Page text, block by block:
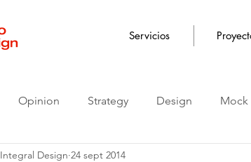
Servicios
Opinion Strategy Design Mock
Integral Design 24 sept 2014